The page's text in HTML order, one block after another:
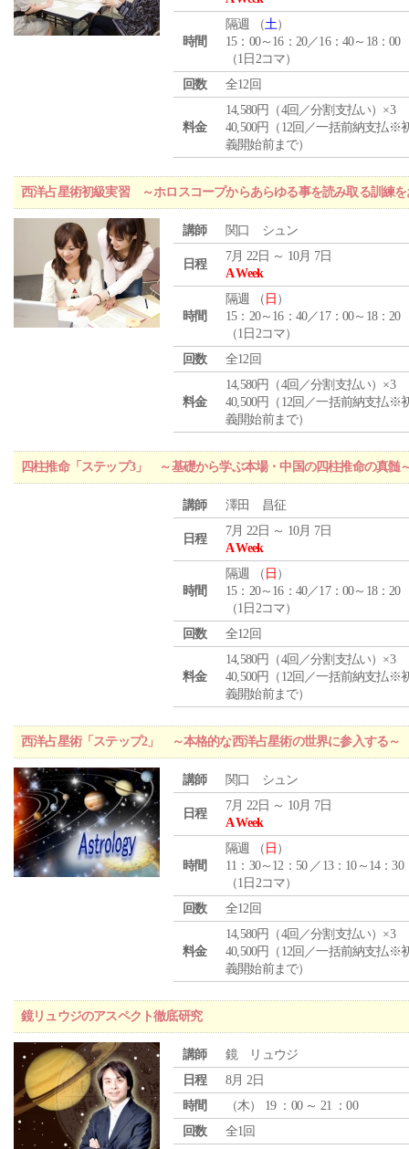
時間
隔週 （土）
15：00～16：20／16：40～18：00
（1日2コマ）
回数
全12回
料金
14,580円（4回／分割支払い）×3
40,500円（12回／一括前納支払※
義開始前まで）
西洋占星術初級実習 ～ホロスコープからあらゆる事を読み取る訓練を
講師 関口 シュン
日程
7月 22日 ～ 10月 7日
A Week
時間
隔週 （ 日 ）
15：20～16：40／17：00～18：20
（1日2コマ）
回数
全12回
料金
14,580円（4回／分割支払い）×3
40,500円（12回／一括前納支払※
義開始前まで）
四柱推命「ステップ3」 ～基礎から学ぶ本場・中国の四柱推命の真髄
講師 澤田 昌征
日程
7月 22日 ～ 10月 7日
A Week
時間
隔週 （ 日 ）
15：20～16：40／17：00～18：20
（1日2コマ）
回数
全12回
料金
14,580円（4回／分割支払い）×3
40,500円（12回／一括前納支払※
義開始前まで）
西洋占星術「ステップ2」 ～本格的な西洋占星術の世界に参入する～
講師 関口 シュン
日程
7月 22日 ～ 10月 7日
A Week
時間
隔週 （ 日 ）
11：30～12：50 ／13：10～14：30
（1日2コマ）
回数
全12回
料金
14,580円（4回／分割支払い）×3
40,500円（12回／一括前納支払※
義開始前まで）
鏡リュウジのアスペクト徹底研究
講師
鏡 リュウジ
日程
8月 2日
時間
（木） 19 ：00 ～ 21 ：00
回数
全1回